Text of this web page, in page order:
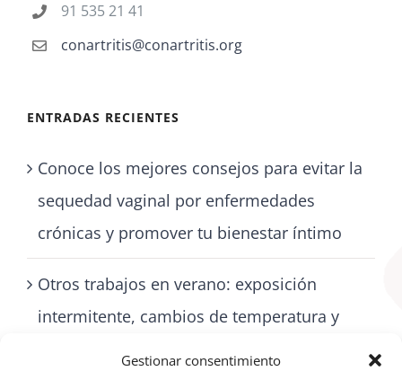
Gestionar consentimiento
91 535 21 41
conartritis@conartritis.org
ENTRADAS RECIENTES
Conoce los mejores consejos para evitar la
sequedad vaginal por enfermedades
crónicas y promover tu bienestar íntimo
Otros trabajos en verano: exposición
intermitente, cambios de temperatura y